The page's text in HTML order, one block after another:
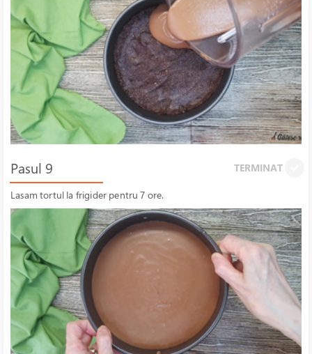
Pasul 9 TERMINAT
Lasam tortul la frigider pentru 7 ore.